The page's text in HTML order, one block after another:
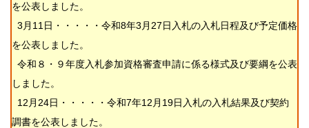
を公表しました。
3月11日・・・・・令和8年3月27日入札の入札日程及び予定価格
を公表しました。
令和８・９年度入札参加資格審査申請に係る様式及び要綱を公表
しました。
12月24日・・・・・ 令和7年12月19日入札の入札結果及び契約
調書を公表しました。